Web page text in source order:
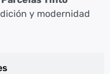
y modernidad